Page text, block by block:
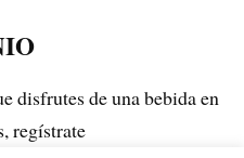
disfrutes de una bebida en
regístrate